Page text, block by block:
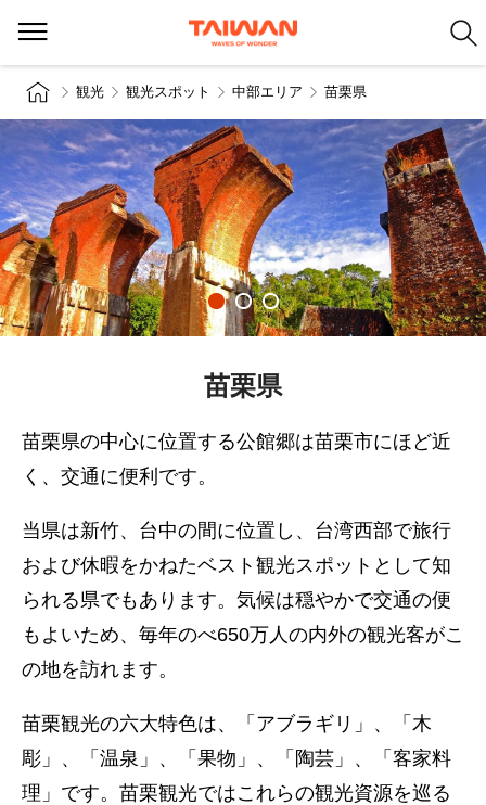
観光 観光スポット 中部エリア 苗栗県
苗栗県
苗栗県の中心に位置する公館郷は苗栗市にほど近
く、交通に便利です。
当県は新竹、台中の間に位置し、台湾西部で旅行
および休暇をかねたベスト観光スポットとして知
られる県でもあります。気候は穏やかで交通の便
もよいため、毎年のべ650万人の内外の観光客がこ
の地を訪れます。
苗栗観光の六大特色は、「アブラギリ」、「木
彫」、「温泉」、「果物」、「陶芸」、「客家料
理」です。苗栗観光ではこれらの観光資源を巡る